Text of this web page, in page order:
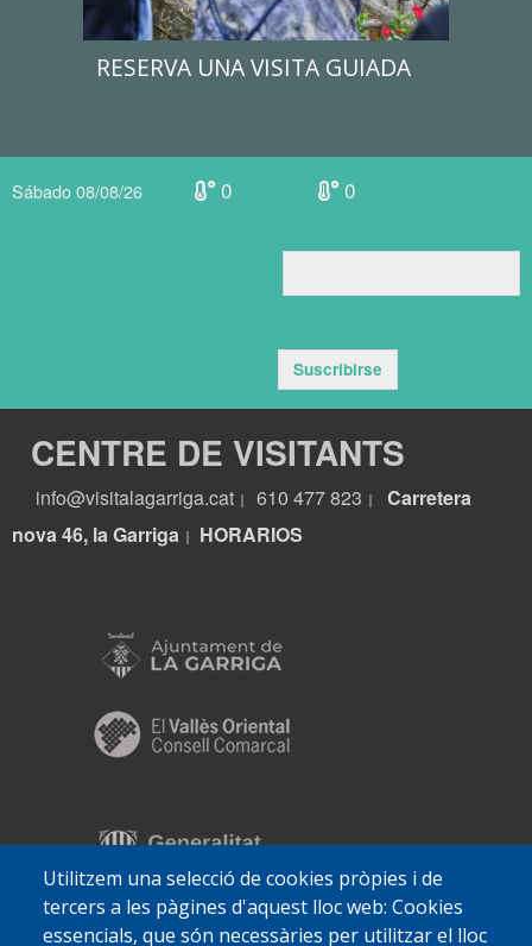
RESERVA UNA VISITA GUIADA
Utilitzem una selecció de cookies pròpies i de
tercers a les pàgines d'aquest lloc web: Cookies
essencials, que són necessàries per utilitzar el lloc
Sábado 08/08/26 0 0
Suscribirse
CENTRE DE VISITANTS
info@visitalagarriga.cat 610 477 823
Carretera
nova 46, la Garriga
HORARIOS